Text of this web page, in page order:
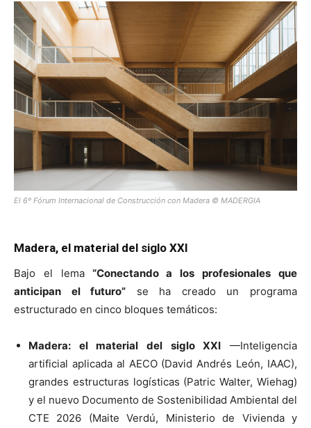
El 6º Fórum Internacional de Construcción con Madera © MADERGIA
Madera, el material del siglo XXI
Bajo el lema“Conectando a los profesionales que
anticipan el futuro” se ha creado un programa
estructurado en cinco bloques temáticos:
Madera: el material del siglo XXI —Inteligencia
artificial aplicada al AECO (David Andrés León, IAAC),
grandes estructuras logísticas (Patric Walter, Wiehag)
y el nuevo Documento de Sostenibilidad Ambiental del
CTE 2026 (Maite Verdú, Ministerio de Vivienda y